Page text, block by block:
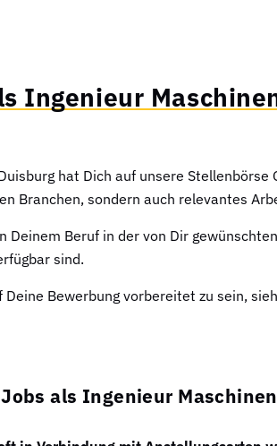
Ingenieur
hat Dich auf unsere
Branchen, sondern auch relevantes
Deinem Beruf in der von Dir
sind.
Bewerbung vorbereitet zu sein,
als Ingenieur